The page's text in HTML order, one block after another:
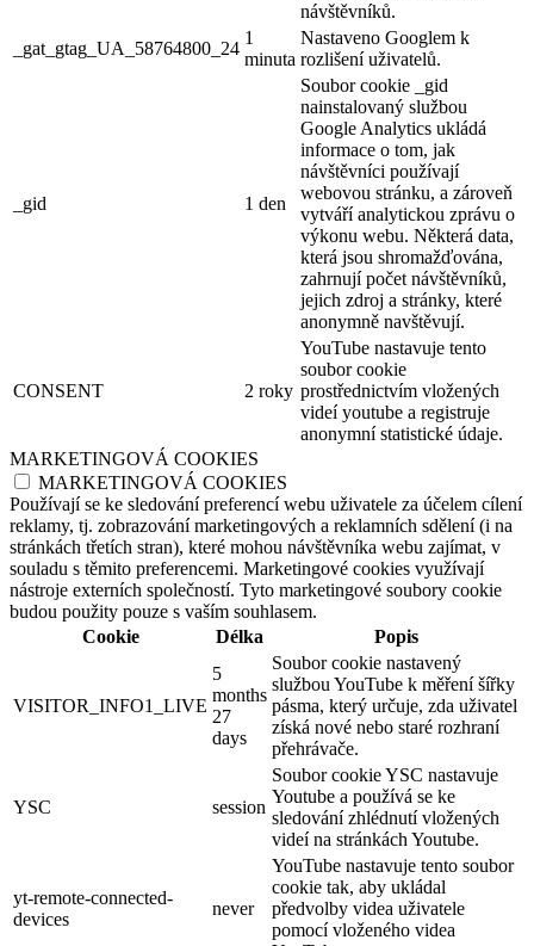
návštěvníků.
_gat_gtag_UA_58764800_24
1
minuta
Nastaveno Googlem k
rozlišení uživatelů.
_gid 1 den
Soubor cookie _gid
nainstalovaný službou
Google Analytics ukládá
informace o tom, jak
návštěvníci používají
webovou stránku, a zároveň
vytváří analytickou zprávu o
výkonu webu. Některá data,
která jsou shromažďována,
zahrnují počet návštěvníků,
jejich zdroj a stránky, které
anonymně navštěvují.
CONSENT 2 roky
YouTube nastavuje tento
soubor cookie
prostřednictvím vložených
videí youtube a registruje
anonymní statistické údaje.
MARKETINGOVÁ COOKIES
MARKETINGOVÁ COOKIES
Používají se ke sledování preferencí webu uživatele za účelem cílení
reklamy, tj. zobrazování marketingových a reklamních sdělení (i na
stránkách třetích stran), které mohou návštěvníka webu zajímat, v
souladu s těmito preferencemi. Marketingové cookies využívají
nástroje externích společností. Tyto marketingové soubory cookie
budou použity pouze s vaším souhlasem.
Cookie
Délka Popis
VISITOR_INFO1_LIVE
5
months
27
days
Soubor cookie nastavený
službou YouTube k měření šířky
pásma, který určuje, zda uživatel
získá nové nebo staré rozhraní
přehrávače.
YSC session
Soubor cookie YSC nastavuje
Youtube a používá se ke
sledování zhlédnutí vložených
videí na stránkách Youtube.
yt-remote-connected-
devices
never
YouTube nastavuje tento soubor
cookie tak, aby ukládal
předvolby videa uživatele
pomocí vloženého videa